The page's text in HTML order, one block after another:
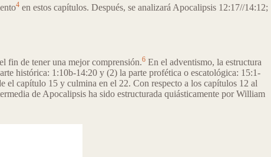
4 en estos capítulos. Después, se analizará Apocalipsis 12:17//14:12;
fin de tener una mejor comprensión.6 En el adventismo, la estructura
histórica: 1:10b-14:20 y (2) la parte profética o escatológica: 15:1-
el capítulo 15 y culmina en el 22. Con respecto a los capítulos 12 al
de Apocalipsis ha sido estructurada quiásticamente por William